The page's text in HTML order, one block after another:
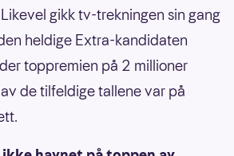
gikk tv-trekningen sin gang
heldige Extra-kandidaten
toppremien på 2 millioner
de tilfeldige tallene var på